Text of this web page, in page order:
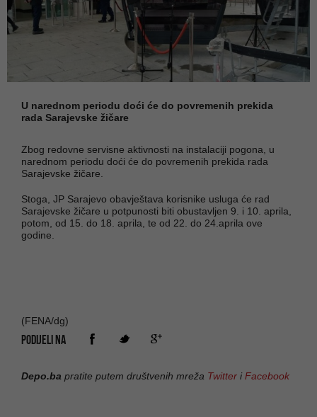
U narednom periodu doći će do povremenih prekida
rada Sarajevske žičare
Zbog redovne servisne aktivnosti na instalaciji pogona, u
narednom periodu doći će do povremenih prekida rada
Sarajevske žičare.
Stoga, JP Sarajevo obavještava korisnike usluga će rad
Sarajevske žičare u potpunosti biti obustavljen 9. i 10. aprila,
potom, od 15. do 18. aprila, te od 22. do 24.aprila ove
godine.
(FENA/dg)
PODIJELI NA
Depo.ba pratite putem društvenih mreža Twitter iFacebook